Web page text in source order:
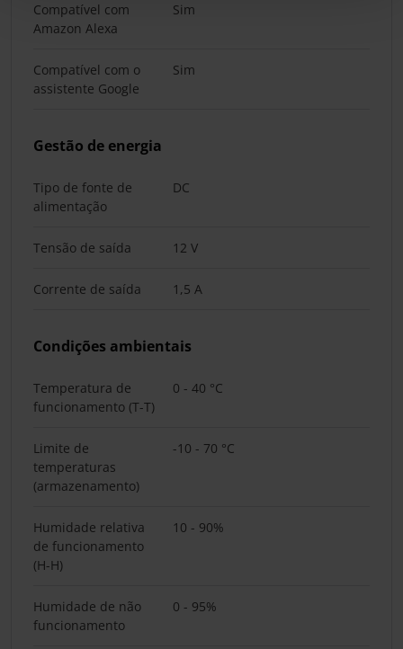
Compatível com
Amazon Alexa
Sim
Compatível com o
assistente Google
Sim
Gestão de energia
Tipo de fonte de
alimentação
DC
Tensão de saída 12 V
Corrente de saída 1,5 A
Condições ambientais
Temperatura de
funcionamento (T-T)
0 - 40 °C
Limite de
temperaturas
(armazenamento)
-10 - 70 °C
Humidade relativa
de funcionamento
(H-H)
10 - 90%
Humidade de não
funcionamento
0 - 95%